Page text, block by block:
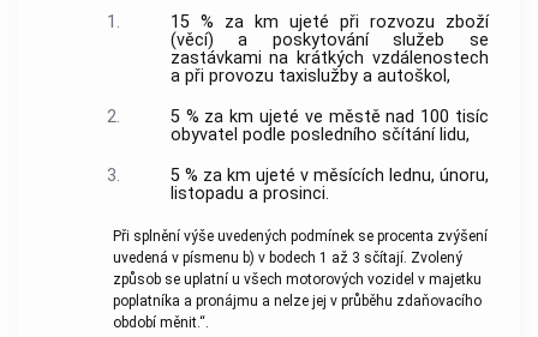
1.
15 % za km ujeté při rozvozu zboží
(věcí) a poskytování služeb se
zastávkami na krátkých vzdálenostech
a při provozu taxislužby a autoškol,
2.
5 % za km ujeté ve městě nad 100 tisíc
obyvatel podle posledního sčítání lidu,
3.
5 % za km ujeté v měsících lednu, únoru,
listopadu a prosinci.
Při splnění výše uvedených podmínek se procenta zvýšení
uvedená v písmenu b) v bodech 1 až 3 sčítají. Zvolený
způsob se uplatní u všech motorových vozidel v majetku
poplatníka a pronájmu a nelze jej v průběhu zdaňovacího
období měnit.“.